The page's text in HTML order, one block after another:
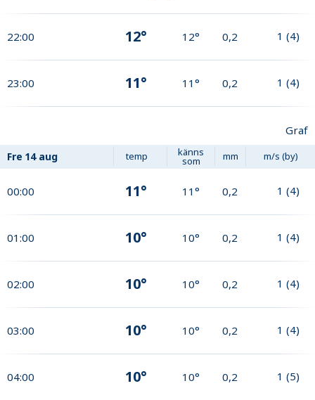
22:00 12° 12° 0,2 1 (4)
23:00 11° 11° 0,2 1 (4)
Graf
Fre 14 aug temp känns
som mm m/s (by)
00:00 11° 11° 0,2 1 (4)
01:00 10° 10° 0,2 1 (4)
02:00 10° 10° 0,2 1 (4)
03:00 10° 10° 0,2 1 (4)
04:00 10° 10° 0,2 1 (5)